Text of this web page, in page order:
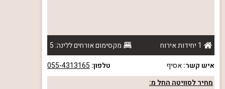
1 יחידות אירוח
מקסימום אורחים ללינה: 5
איש קשר:אסיף טלפון: 055-4313165
מחיר לסוויטה החל מ: